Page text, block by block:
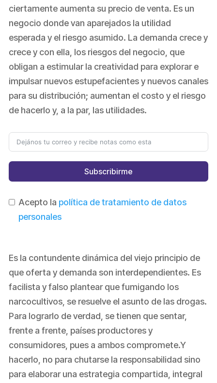
ciertamente aumenta su precio de venta. Es un
negocio donde van aparejados la utilidad
esperada y el riesgo asumido. La demanda crece y
crece y con ella, los riesgos del negocio, que
obligan a estimular la creatividad para explorar e
impulsar nuevos estupefacientes y nuevos canales
para su distribución; aumentan el costo y el riesgo
de hacerlo y, a la par, las utilidades.
Subscribirme
Acepto la política de tratamiento de datos
personales
Es la contundente dinámica del viejo principio de
que oferta y demanda son interdependientes. Es
facilista y falso plantear que fumigando los
narcocultivos, se resuelve el asunto de las drogas.
Para lograrlo de verdad, se tienen que sentar,
frente a frente, países productores y
consumidores, pues a ambos compromete.Y
hacerlo, no para chutarse la responsabilidad sino
para elaborar una estrategia compartida, integral